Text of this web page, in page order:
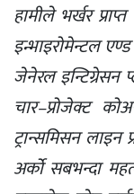
हामीले भर्खर
इन्भाइरोमेन्टल
जेनेरल इन्टिग्रेसन
चार–प्रोजेक्ट
ट्रान्समिसन
अर्को सबभन्दा